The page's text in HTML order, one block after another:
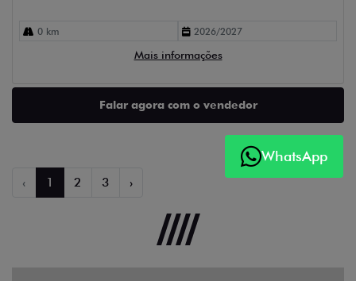
0 km 2026/2027
Mais informações
Falar agora com o vendedor
‹ 1 2 3 ›
WhatsApp